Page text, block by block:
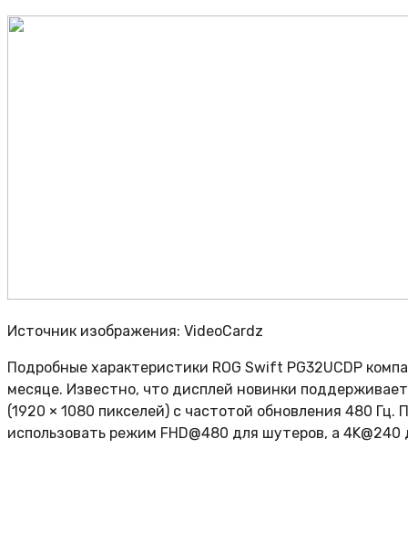
Источник изображения: VideoCardz
Подробные характеристики ROG Swift PG32UCDP
месяце. Известно, что дисплей новинки
(1920 × 1080 пикселей) с частотой обновления 480
использовать режим FHD@480 для шутеров, а